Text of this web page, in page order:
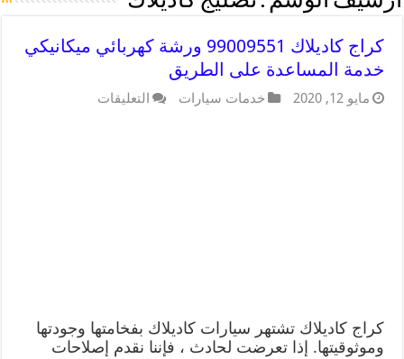
كراج كاديلاك 99009551 ورشة كهربائي ميكانيكي
خدمة المساعدة على الطريق
مايو 12, 2020 خدمات سيارات التعليقات
كراج كاديلاك تشتهر سيارات كاديلاك بفخامتها وجودتها
وموثوقيتها. إذا تعرضت لحادث ، فإننا نقدم إصلاحات